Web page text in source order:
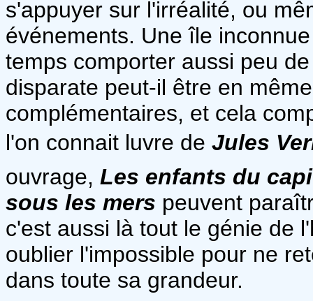
s'appuyer sur l'irréalité, ou
événements. Une île
temps comporter aussi peu
disparate peut-il être en
complémentaires, et cela
l'on connait luvre de Jules
ouvrage, Les enfants du
sous les mers peuvent
c'est aussi là tout le génie de
oublier l'impossible pour ne
dans toute sa grandeur.